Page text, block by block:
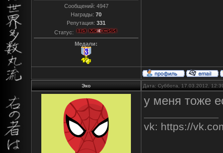
Сообщений: 4947
Награды: 70
Репутация: 331
Статус:
Медали:
Эко Дата: Суббота, 17.03.2012,
у меня тоже
vk: https://